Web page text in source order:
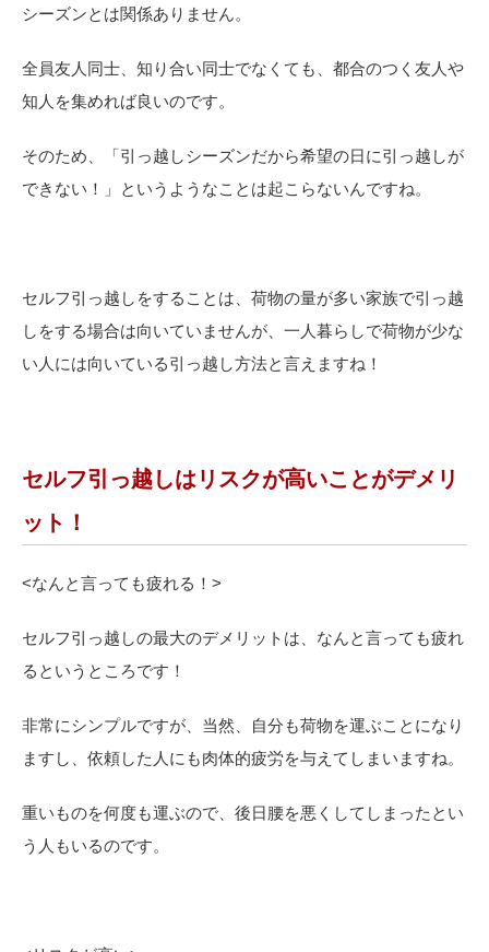
シーズンとは関係ありません。
全員友人同士、知り合い同士でなくても、都合のつく友人や
知人を集めれば良いのです。
そのため、「引っ越しシーズンだから希望の日に引っ越しが
できない！」というようなことは起こらないんですね。
セルフ引っ越しをすることは、荷物の量が多い家族で引っ越
しをする場合は向いていませんが、一人暮らしで荷物が少な
い人には向いている引っ越し方法と言えますね！
セルフ引っ越しはリスクが高いことがデメリ
ット！
<なんと言っても疲れる！>
セルフ引っ越しの最大のデメリットは、なんと言っても疲れ
るというところです！
非常にシンプルですが、当然、自分も荷物を運ぶことになり
ますし、依頼した人にも肉体的疲労を与えてしまいますね。
重いものを何度も運ぶので、後日腰を悪くしてしまったとい
う人もいるのです。